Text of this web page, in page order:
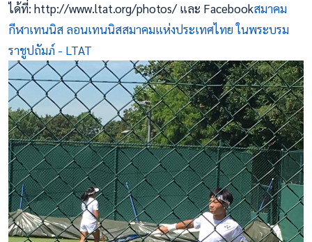
ได้ที่: http://www.ltat.org/photos/ และ Facebookสมาคม
กีฬาเทนนิส ลอนเทนนิสสมาคมแห่งประเทศไทย ในพระบรม
ราชูปถัมภ์ - LTAT